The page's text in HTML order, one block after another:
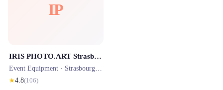
IP
IRIS PHOTO.ART Strasbourg
Event Equipment · Strasbourg· 1.6 km
★4.8(106)